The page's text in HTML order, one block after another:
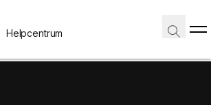
Helpcentrum